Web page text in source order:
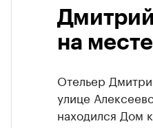
на
Отельер
улице
находился Дом